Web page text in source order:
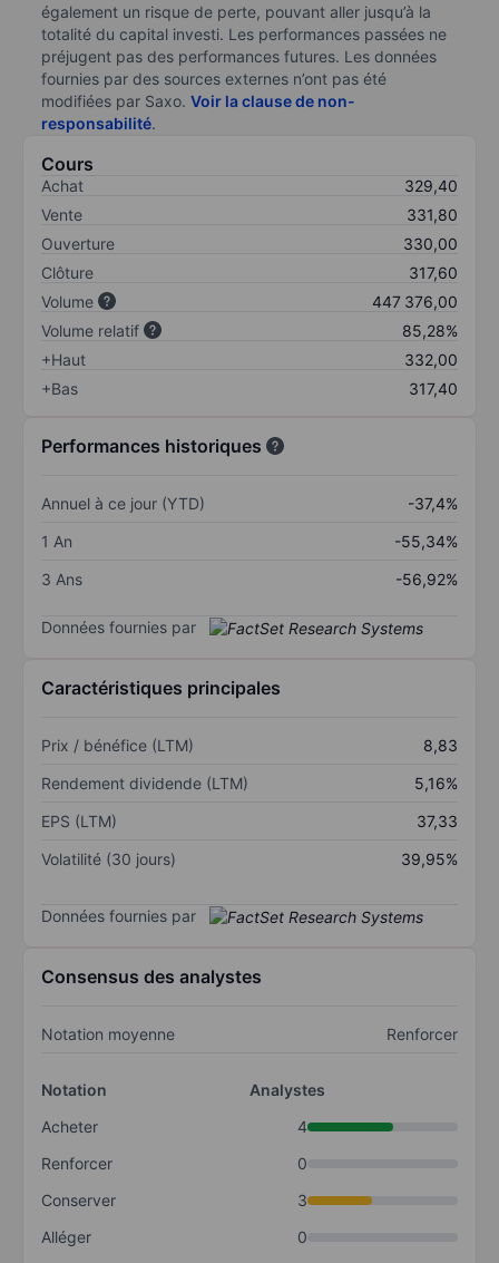
également un risque de perte, pouvant aller jusqu’à la
totalité du capital investi. Les performances passées ne
préjugent pas des performances futures. Les données
fournies par des sources externes n’ont pas été
modifiées par Saxo. Voir la clause de non-
responsabilité.
Cours
Achat
329,40
Vente
331,80
Ouverture
330,00
Clôture
317,60
Volume
447 376,00
Volume relatif
85,28%
+Haut
332,00
+Bas
317,40
Performances historiques
Annuel à ce jour (YTD)
-37,4%
1 An
-55,34%
3 Ans
-56,92%
Données fournies par
Caractéristiques principales
Prix / bénéfice (LTM)
8,83
Rendement dividende (LTM)
5,16%
EPS (LTM)
37,33
Volatilité (30 jours)
39,95%
Données fournies par
Consensus des analystes
Notation moyenne Renforcer
Notation
Analystes
Acheter
4
Renforcer
0
Conserver
3
Alléger
0